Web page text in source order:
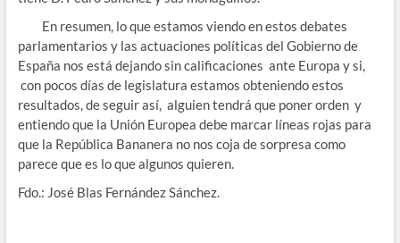
En resumen, lo que estamos viendo en estos debates
parlamentarios y las actuaciones políticas del Gobierno de
España nos está dejando sin calificaciones ante Europa y si,
con pocos días de legislatura estamos obteniendo estos
resultados, de seguir así, alguien tendrá que poner orden y
entiendo que la Unión Europea debe marcar líneas rojas para
que la República Bananera no nos coja de sorpresa como
parece que es lo que algunos quieren.
Fdo.: José Blas Fernández Sánchez.